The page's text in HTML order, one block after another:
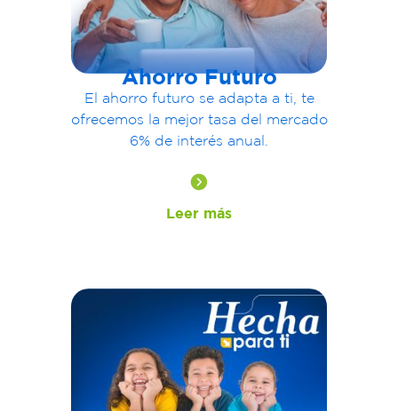
Ahorro Futuro
El ahorro futuro se adapta a ti , te
ofrecemos la mejor tasa del mercado
6% de interés anual.
Leer más